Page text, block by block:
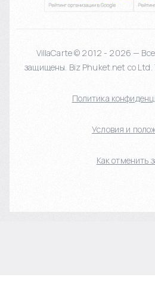
VillaCarte © 2012 - 2026 —
защищены. Biz Phuket.net co Ltd.
Политика
Условия и
Как отменить